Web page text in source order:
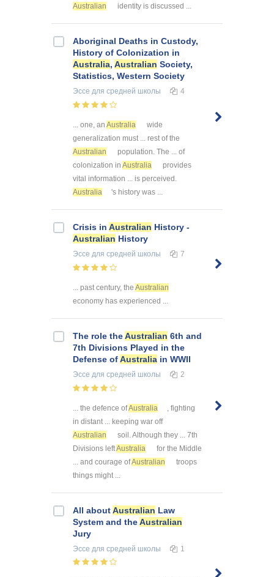
Australian
identity is discussed ...
Aboriginal Deaths in Custody,
History of Colonization in
Australia, Australian Society,
Statistics, Western Society
Эссе для средней школы 4
... one, an Australia
wide
generalization must ... rest of the
Australian
population. The ... of
colonization in Australia
provides
vital information ... is perceived.
Australia
's history was ...
Crisis in Australian History -
Australian History
Эссе для средней школы 7
... past century, the Australian
economy has experienced ...
The role theAustralian 6th and
7th Divisions Played in the
Defense ofAustralia in WWII
Эссе для средней школы 2
... the defence ofAustralia
, fighting
in distant ... keeping war off
Australian
soil. Although they ... 7th
Divisions leftAustralia
for the Middle
... and courage ofAustralian
troops
things might ...
All aboutAustralian Law
System and theAustralian
Jury
Эссе для средней школы 1